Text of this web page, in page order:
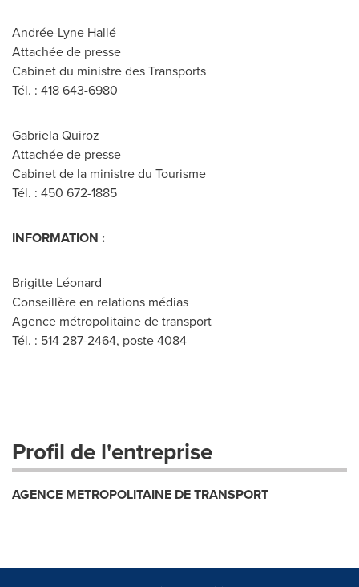
Andrée-Lyne Hallé
Attachée de presse
Cabinet du ministre des Transports
Tél. : 418 643-6980
Gabriela Quiroz
Attachée de presse
Cabinet de la ministre du Tourisme
Tél. : 450 672-1885
INFORMATION :
Brigitte Léonard
Conseillère en relations médias
Agence métropolitaine de transport
Tél. : 514 287-2464, poste 4084
Profil de l'entreprise
AGENCE METROPOLITAINE DE TRANSPORT